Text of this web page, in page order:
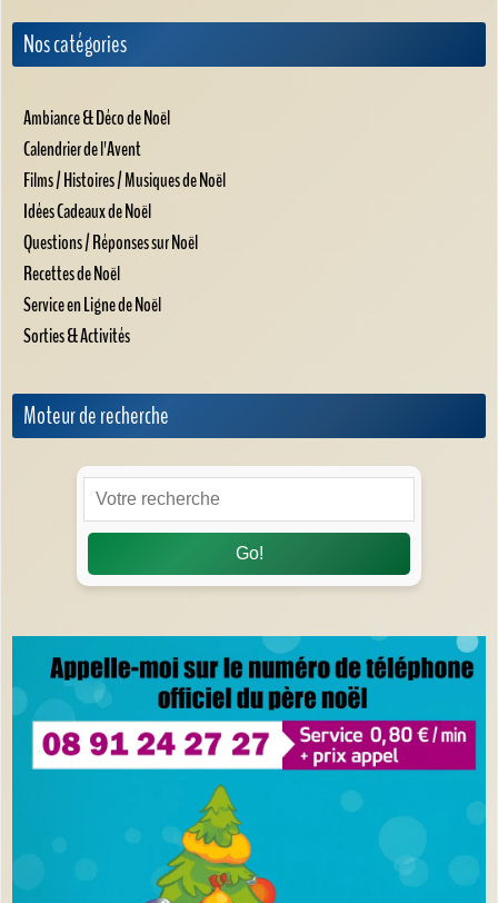
Nos catégories
Ambiance & Déco de Noël
Calendrier de l'Avent
Films / Histoires / Musiques de Noël
Idées Cadeaux de Noël
Questions / Réponses sur Noël
Recettes de Noël
Service en Ligne de Noël
Sorties & Activités
Moteur de recherche
Go!